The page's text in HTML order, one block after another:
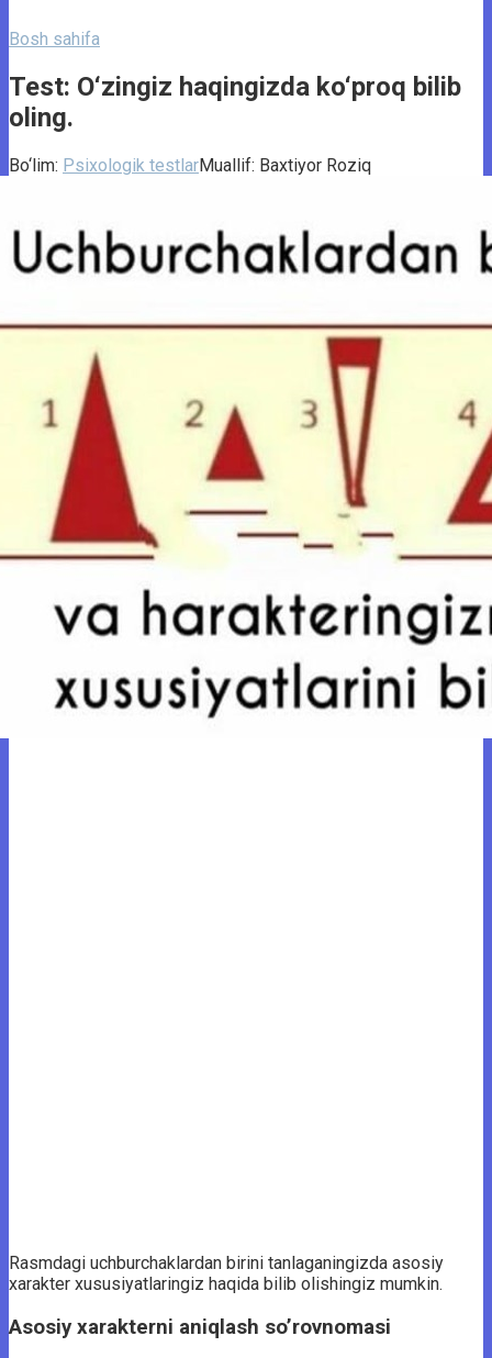
Bosh sahifa
Test: O‘zingiz haqingizda ko‘proq bilib
oling.
Bo‘lim: Psixologik testlarMuallif: Baxtiyor Roziq
Rasmdagi uchburchaklardan birini tanlaganingizda asosiy
xarakter xususiyatlaringiz haqida bilib olishingiz mumkin.
Asosiy xarakterni aniqlash so’rovnomasi